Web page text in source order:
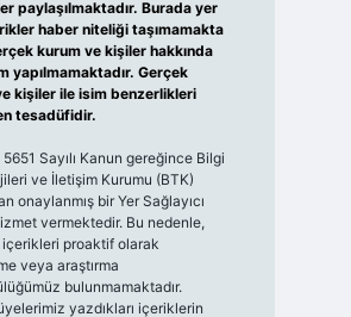
paylaşılmaktadır. Burada yer
haber niteliği taşımamakta
kurum ve kişiler hakkında
yapılmamaktadır. Gerçek
kişiler ile isim benzerlikleri
tesadüfidir.
Sayılı Kanun gereğince Bilgi
ve İletişim Kurumu (BTK)
onaylanmış bir Yer Sağlayıcı
vermektedir. Bu nedenle,
proaktif olarak
veya araştırma
bulunmamaktadır.
yazdıkları içeriklerin